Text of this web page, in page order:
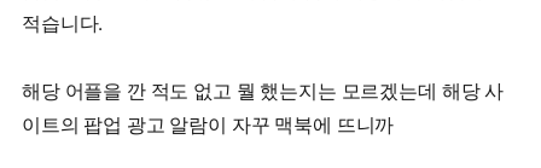
적습니다.
해당 어플을 깐 적도 없고 뭘 했는지는 모르겠는데 해당 사
이트의 팝업 광고 알람이 자꾸 맥북에 뜨니까